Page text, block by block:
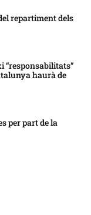
repartiment dels
“responsabilitats”
haurà de
per part de la